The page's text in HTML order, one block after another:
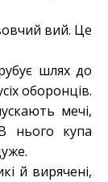
вий. Це
шлях до
оборонців.
мечі,
В нього купа
й вирячені,